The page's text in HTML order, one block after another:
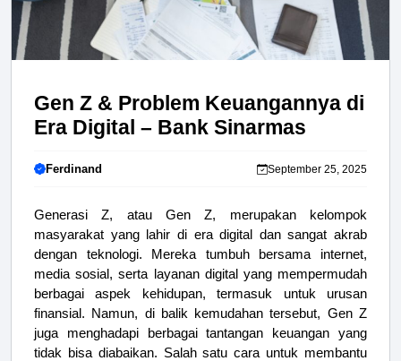
Gen Z & Problem Keuangannya di
Era Digital – Bank Sinarmas
Ferdinand September 25, 2025
Generasi Z, atau Gen Z, merupakan kelompok
masyarakat yang lahir di era digital dan sangat akrab
dengan teknologi. Mereka tumbuh bersama internet,
media sosial, serta layanan digital yang mempermudah
berbagai aspek kehidupan, termasuk untuk urusan
finansial. Namun, di balik kemudahan tersebut, Gen Z
juga menghadapi berbagai tantangan keuangan yang
tidak bisa diabaikan. Salah satu cara untuk membantu